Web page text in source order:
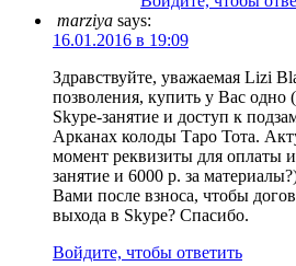
marziya says:
16.01.2016 в 19:09
Здравствуйте, уважаемая Lizi
позволения, купить у Вас одно
Skype-занятие и доступ к
Арканах колоды Таро Тота.
момент реквизиты для оплаты
занятие и 6000 р. за
Вами после взноса, чтобы
выхода в Skype? Спасибо.
Войдите, чтобы ответить